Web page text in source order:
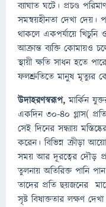
ব্যাঘাত ঘটে। প্রচণ্ড
সমন্বয়হীনতা দেখা দেয়।
থাকলে একপর্যায়ে খিচুনি
আক্রান্ত ব্যক্তি কোমায়ও
স্থায়ী ক্ষতি সাধন হতে
ফলশ্রুতিতে মানুষ মৃত্যুর
উদাহরণস্বরূপ,মার্কিন
একদিন ৩০-৪০ গ্লাস(
সেই দিনের সন্ধ্যায়
করেন। বিভিন্ন ক্রীড়া
সময় আর দূরত্বের দৌড়
তুলনায় অতিরিক্ত পানি
তাদের প্রতি ছয়জনের
সৃষ্ট বিষাক্ততার লক্ষণ